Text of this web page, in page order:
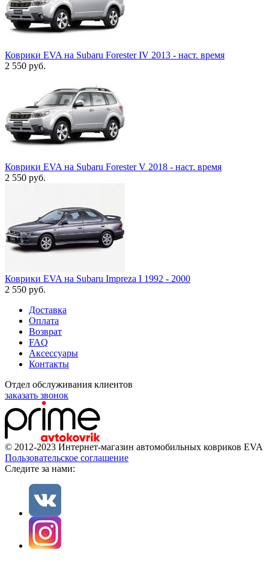
Коврики EVA на Subaru Forester IV 2013 - наст. время
2 550 руб.
Коврики EVA на Subaru Forester V 2018 - наст. время
2 550 руб.
Коврики EVA на Subaru Impreza I 1992 - 2000
2 550 руб.
Доставка
Оплата
Возврат
FAQ
Аксессуары
Контакты
Отдел обслуживания клиентов
заказать звонок
© 2012-2023 Интернет-магазин автомобильных ковриков EVA
Пользовательское соглашение
Cледите за нами: